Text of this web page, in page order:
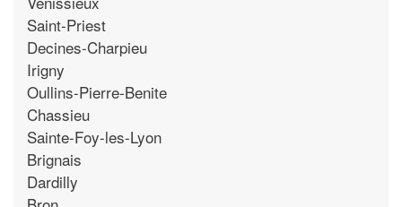
Saint-Priest
Decines-Charpieu
Irigny
Oullins-Pierre-Benite
Chassieu
Sainte-Foy-les-Lyon
Brignais
Dardilly